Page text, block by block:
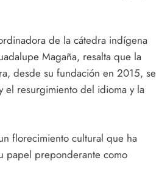
de la cátedra indígena
Magaña, resalta que la
desde su fundación en 2015, se
el resurgimiento del idioma y la
florecimiento cultural que ha
papel preponderante como